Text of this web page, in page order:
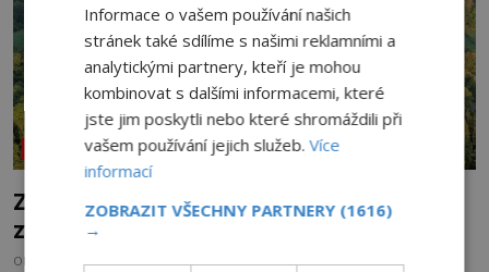
NEOBJASNĚNÉ UDÁLOSTI
Zřícenina Trosky: Co je pravdy na
zvěstech o tajné chodbě?
OD MICHAELA HOLUBOVÁ 5.8.2026 3.4TIS
Informace o vašem používání našich
stránek také sdílíme s našimi reklamními a
analytickými partnery, kteří je mohou
kombinovat s dalšími informacemi, které
jste jim poskytli nebo které shromáždili při
vašem používání jejich služeb.Více
informací
ZOBRAZIT VŠECHNY PARTNERY (1616)
→